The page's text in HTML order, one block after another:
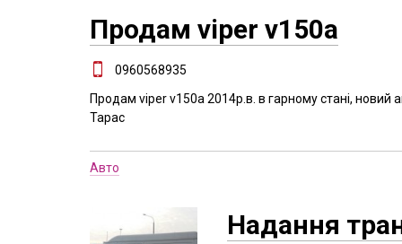
Продам viper v150a
0960568935
Продам viper v150a 2014р.в. в гарному стані, новий
Тарас
Авто
Надання